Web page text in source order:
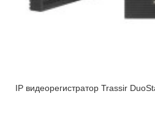
IP видеорегистратор Trassir